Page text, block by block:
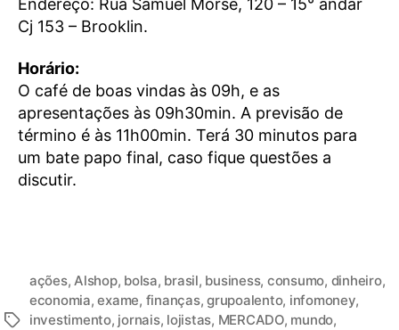
Endereço: Rua Samuel Morse, 120 – 15° andar
Cj 153 – Brooklin.
Horário:
O café de boas vindas às 09h, e as
apresentações às 09h30min. A previsão de
término é às 11h00min. Terá 30 minutos para
um bate papo final, caso fique questões a
discutir.
ações,Alshop, bolsa, brasil, business, consumo, dinheiro,
economia,exame, finanças,grupoalento, infomoney,
investimento, jornais, lojistas, MERCADO, mundo,